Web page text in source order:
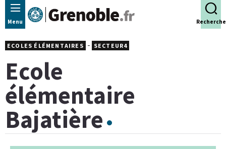
Panneau de gestion des cookies
Menu Recherche
Ecole
élémentaire
Bajatière
ECOLES ÉLÉMENTAIRES - SECTEUR4